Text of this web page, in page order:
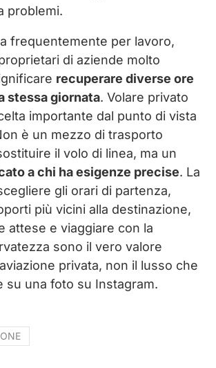
problemi.
frequentemente per lavoro,
di aziende molto
recuperare diverse ore
stessa giornata. Volare privato
importante dal punto di vista
è un mezzo di trasporto
il volo di linea, ma un
a chi ha esigenze precise. La
gli orari di partenza,
più vicini alla destinazione,
attese e viaggiare con la
sono il vero valore
privata, non il lusso che
su una foto su Instagram.